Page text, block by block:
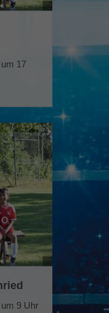
17
9 Uhr